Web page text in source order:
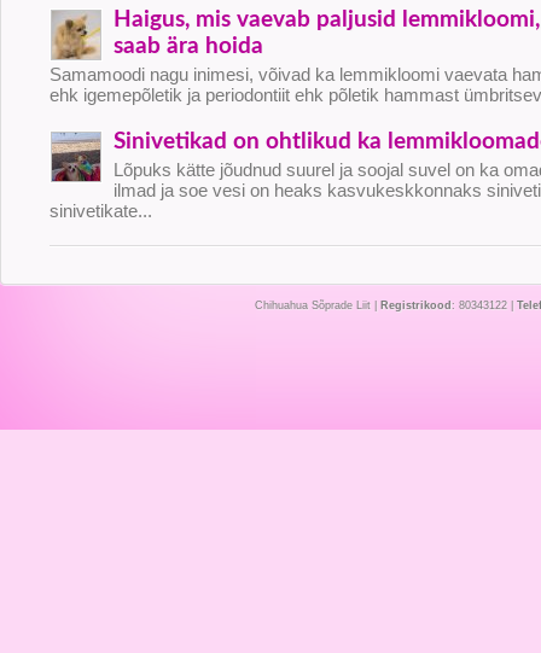
Haigus, mis vaevab paljusid
saab ära hoida
Samamoodi nagu inimesi, võivad ka lemmikloomi vaevata
ehk igemepõletik ja periodontiit ehk põletik hammast
Sinivetikad on ohtlikud ka
Lõpuks kätte jõudnud suurel ja soojal suvel on ka
ilmad ja soe vesi on heaks kasvukeskkonnaks
sinivetikate...
Chihuahua Sõprade Liit | Registrikood : 80343122 |